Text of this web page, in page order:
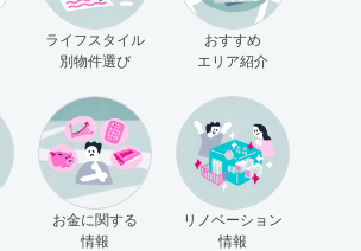
ライフスタイル
別物件選び
おすすめ
エリア紹介
お金に関する
情報
リノベーション
情報